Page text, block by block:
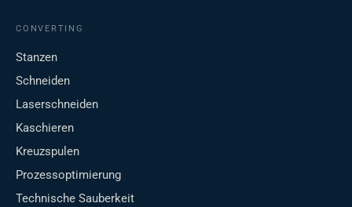
CONVERTING
Stanzen
Schneiden
Laserschneiden
Kaschieren
Kreuzspulen
Prozessoptimierung
Technische Sauberkeit